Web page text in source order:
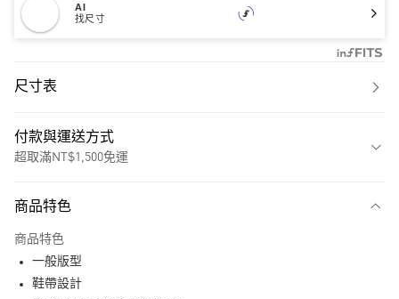
AI
找尺寸
尺寸表
付款與運送方式
超取滿NT$1,500免運
LINE Pay
商品特色
商品特色
一般版型
鞋帶設計